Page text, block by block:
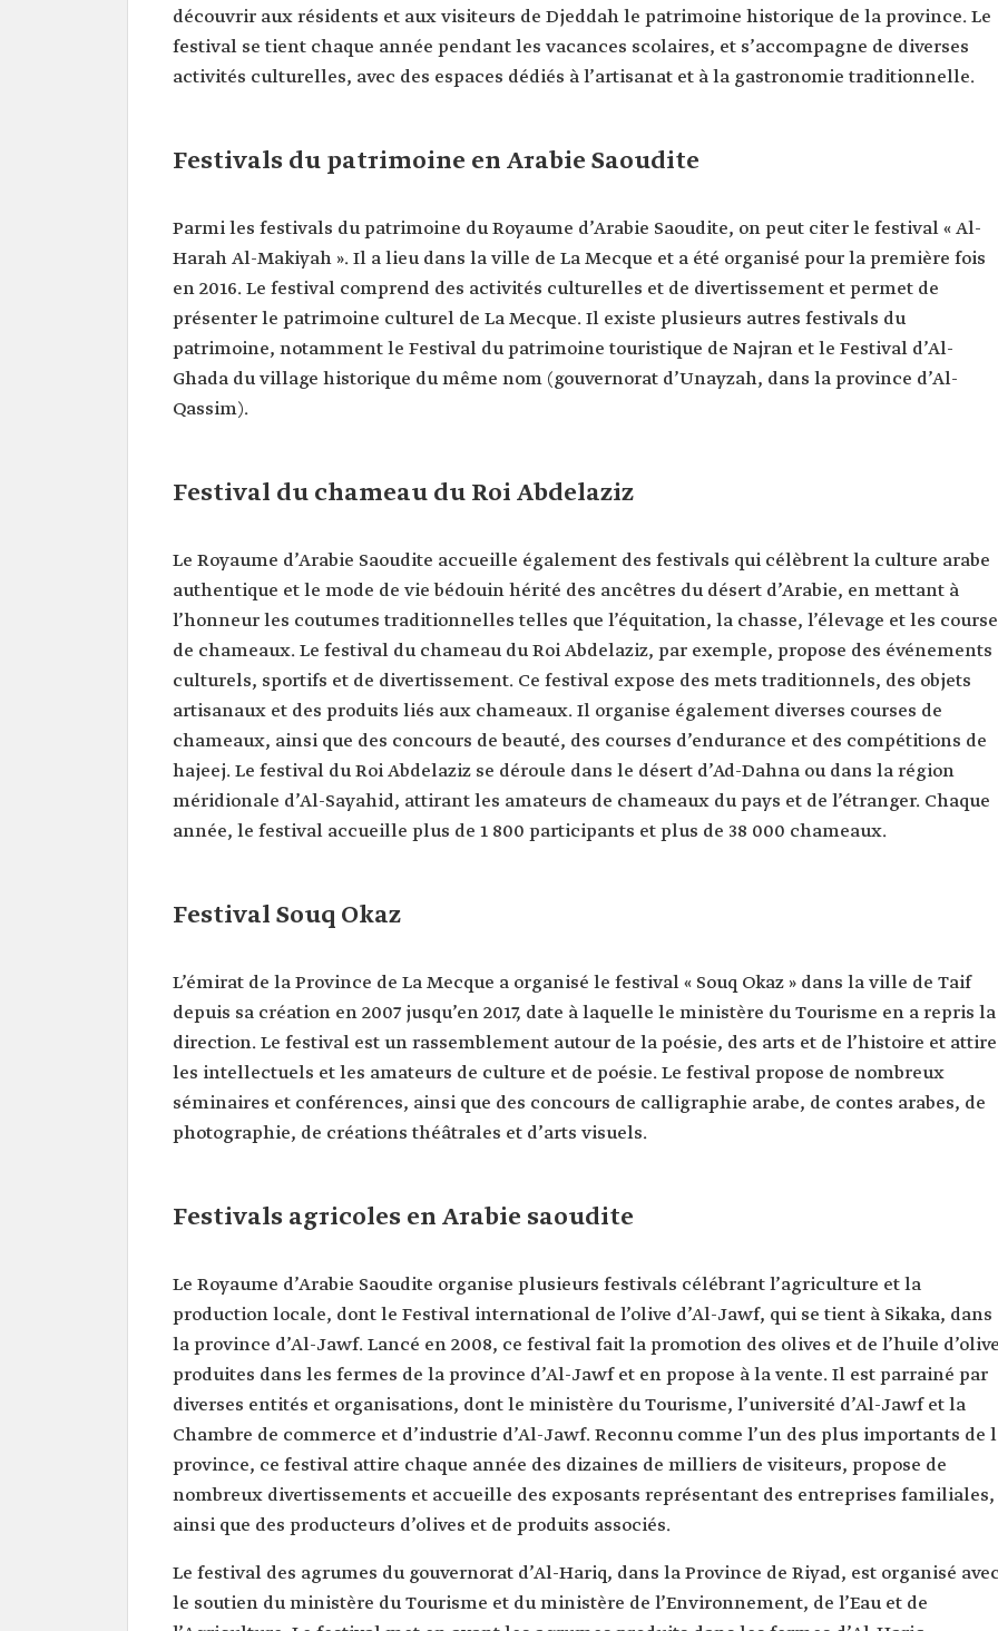
découvrir aux résidents et aux visiteurs de Djeddah le patrimoine historique de la province. Le
festival se tient chaque année pendant les vacances scolaires, et s’accompagne de diverses
activités culturelles, avec des espaces dédiés à l’artisanat et à la gastronomie traditionnelle.
Festivals du patrimoine en Arabie Saoudite
Parmi les festivals du patrimoine du Royaume d’Arabie Saoudite, on peut citer le festival « Al-
Harah Al-Makiyah ». Il a lieu dans la ville de La Mecque et a été organisé pour la première fois
en 2016. Le festival comprend des activités culturelles et de divertissement et permet de
présenter le patrimoine culturel de La Mecque. Il existe plusieurs autres festivals du
patrimoine, notamment le Festival du patrimoine touristique de Najran et le Festival d’Al-
Ghada du village historique du même nom (gouvernorat d’Unayzah, dans la province d’Al-
Qassim).
Festival du chameau du Roi Abdelaziz
Le Royaume d’Arabie Saoudite accueille également des festivals qui célèbrent la culture arabe
authentique et le mode de vie bédouin hérité des ancêtres du désert d’Arabie, en mettant à
l’honneur les coutumes traditionnelles telles que l’équitation, la chasse, l’élevage et les
de chameaux. Le festival du chameau du Roi Abdelaziz, par exemple, propose des événements
culturels, sportifs et de divertissement. Ce festival expose des mets traditionnels, des objets
artisanaux et des produits liés aux chameaux. Il organise également diverses courses de
chameaux, ainsi que des concours de beauté, des courses d’endurance et des compétitions de
hajeej. Le festival du Roi Abdelaziz se déroule dans le désert d’Ad-Dahna ou dans la région
méridionale d’Al-Sayahid, attirant les amateurs de chameaux du pays et de l’étranger. Chaque
année, le festival accueille plus de 1 800 participants et plus de 38 000 chameaux.
Festival Souq Okaz
L’émirat de la Province de La Mecque a organisé le festival « Souq Okaz » dans la ville de Taif
depuis sa création en 2007 jusqu’en 2017, date à laquelle le ministère du Tourisme en a repris la
direction. Le festival est un rassemblement autour de la poésie, des arts et de l’histoire et attire
les intellectuels et les amateurs de culture et de poésie. Le festival propose de nombreux
séminaires et conférences, ainsi que des concours de calligraphie arabe, de contes arabes, de
photographie, de créations théâtrales et d’arts visuels.
Festivals agricoles en Arabie saoudite
Le Royaume d’Arabie Saoudite organise plusieurs festivals célébrant l’agriculture et la
production locale, dont le Festival international de l’olive d’Al-Jawf, qui se tient à Sikaka, dans
la province d’Al-Jawf. Lancé en 2008, ce festival fait la promotion des olives et de l’huile
produites dans les fermes de la province d’Al-Jawf et en propose à la vente. Il est parrainé par
diverses entités et organisations, dont le ministère du Tourisme, l’université d’Al-Jawf et la
Chambre de commerce et d’industrie d’Al-Jawf. Reconnu comme l’un des plus importants de
province, ce festival attire chaque année des dizaines de milliers de visiteurs, propose de
nombreux divertissements et accueille des exposants représentant des entreprises familiales,
ainsi que des producteurs d’olives et de produits associés.
Le festival des agrumes du gouvernorat d’Al-Hariq, dans la Province de Riyad, est organisé
le soutien du ministère du Tourisme et du ministère de l’Environnement, de l’Eau et de